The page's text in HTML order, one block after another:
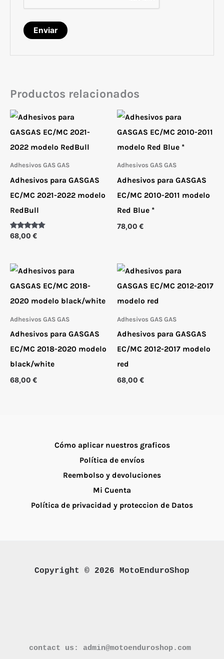
Productos relacionados
Adhesivos GAS GAS
Adhesivos para GASGAS
EC/MC 2021-2022 modelo
RedBull
Valorado
con
68,00 €
Adhesivos GAS GAS
Adhesivos para GASGAS
EC/MC 2010-2011 modelo
Red Blue *
78,00 €
Adhesivos GAS GAS
Adhesivos para GASGAS
EC/MC 2018-2020 modelo
black/white
68,00 €
Adhesivos GAS GAS
Adhesivos para GASGAS
EC/MC 2012-2017 modelo
red
68,00 €
Cómo aplicar nuestros graficos
Política de envíos
Reembolso y devoluciones
Mi Cuenta
Política de privacidad y proteccion de Datos
Copyright © 2026 MotoEnduroShop
contact us: admin@motoenduroshop.com